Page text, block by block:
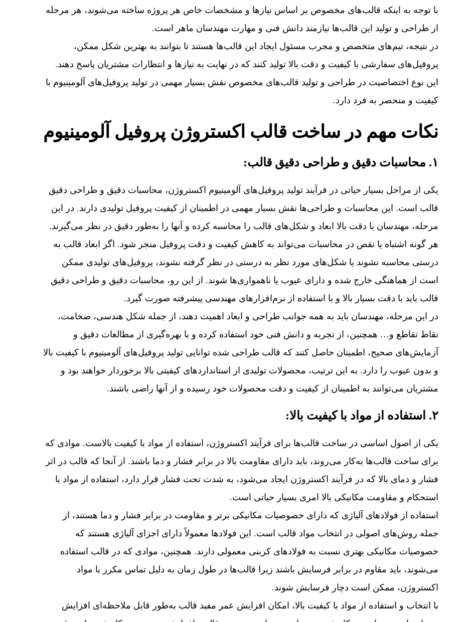
با توجه به اینکه قالب‌های مخصوص بر اساس نیازها و مشخصات خاص هر پروژه ساخته می‌شوند، هر مرحله
از طراحی و تولید این قالب‌ها نیازمند دانش فنی و مهارت مهندسان ماهر است.
در نتیجه، تیم‌های متخصص و مجرب مسئول ایجاد این قالب‌ها هستند تا بتوانند به بهترین شکل ممکن،
پروفیل‌های سفارشی با کیفیت و دقت بالا تولید کنند که در نهایت به نیازها و انتظارات مشتریان پاسخ دهند.
این نوع اختصاصیت در طراحی و تولید قالب‌های مخصوص نقش بسیار مهمی در تولید پروفیل‌های آلومینیوم با
کیفیت و منحصر به فرد دارد.
نکات مهم در ساخت قالب اکستروژن پروفیل آلومینیوم
۱. محاسبات دقیق و طراحی دقیق قالب:
یکی از مراحل بسیار حیاتی در فرآیند تولید پروفیل‌های آلومینیوم اکستروژن، محاسبات دقیق و طراحی دقیق
قالب است. این محاسبات و طراحی‌ها نقش بسیار مهمی در اطمینان از کیفیت پروفیل تولیدی دارند. در این
مرحله، مهندسان با دقت بالا ابعاد و شکل‌های قالب را محاسبه کرده و آنها را به‌طور دقیق در نظر می‌گیرند.
هر گونه اشتباه یا نقص در محاسبات می‌تواند به کاهش کیفیت و دقت پروفیل منجر شود. اگر ابعاد قالب به
درستی محاسبه نشوند یا شکل‌های مورد نظر به درستی در نظر گرفته نشوند، پروفیل‌های تولیدی ممکن
است از هماهنگی خارج شده و دارای عیوب یا ناهمواری‌ها شوند. از این رو، محاسبات دقیق و طراحی دقیق
قالب باید با دقت بسیار بالا و با استفاده از نرم‌افزارهای مهندسی پیشرفته صورت گیرد.
در این مرحله، مهندسان باید به همه جوانب طراحی و ابعاد اهمیت دهند، از جمله شکل هندسی، ضخامت،
نقاط تقاطع و… همچنین، از تجربه و دانش فنی خود استفاده کرده و با بهره‌گیری از مطالعات دقیق و
آزمایش‌های صحیح، اطمینان حاصل کنند که قالب طراحی شده توانایی تولید پروفیل‌های آلومینیوم با کیفیت بالا
و بدون عیوب را دارد. به این ترتیب، محصولات تولیدی از استانداردهای کیفیتی بالا برخوردار خواهند بود و
مشتریان می‌توانند به اطمینان از کیفیت و دقت محصولات خود رسیده و از آنها راضی باشند.
۲. استفاده از مواد با کیفیت بالا:
یکی از اصول اساسی در ساخت قالب‌ها برای فرآیند اکستروژن، استفاده از مواد با کیفیت بالاست. موادی که
برای ساخت قالب‌ها به‌کار می‌روند، باید دارای مقاومت بالا در برابر فشار و دما باشند. از آنجا که قالب در اثر
فشار و دمای بالا که در فرآیند اکستروژن ایجاد می‌شود، به شدت تحت فشار قرار دارد، استفاده از مواد با
استحکام و مقاومت مکانیکی بالا امری بسیار حیاتی است.
استفاده از فولاد‌های آلیاژی که دارای خصوصیات مکانیکی برتر و مقاومت در برابر فشار و دما هستند، از
جمله روش‌های اصولی در انتخاب مواد قالب است. این فولاد‌ها معمولاً دارای اجزای آلیاژی هستند که
خصوصیات مکانیکی بهتری نسبت به فولادهای کربنی معمولی دارند. همچنین، موادی که در قالب استفاده
می‌شوند، باید مقاوم در برابر فرسایش باشند زیرا قالب‌ها در طول زمان به دلیل تماس مکرر با مواد
اکستروژن، ممکن است دچار فرسایش شوند.
با انتخاب و استفاده از مواد با کیفیت بالا، امکان افزایش عمر مفید قالب به‌طور قابل ملاحظه‌ای افزایش